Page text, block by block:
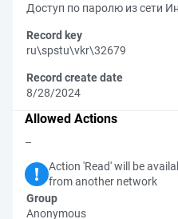
Доступ по паролю из сети
Record key
ru\spstu\vkr\32679
Record create date
8/28/2024
Allowed Actions
–
Action 'Read' will be
from another network
Group
Anonymous